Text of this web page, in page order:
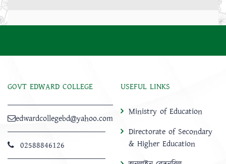
GOVT EDWARD COLLEGE
edwardcollegebd@yahoo.com
02588846126
USEFUL LINKS
Ministry of Education
Directorate of Secondary
& Higher Education